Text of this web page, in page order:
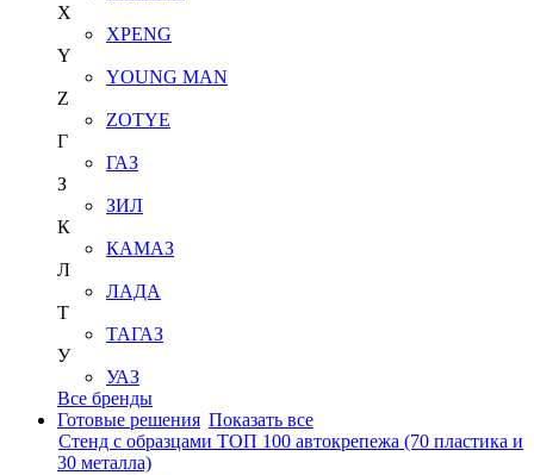
X
XPENG
Y
YOUNG MAN
Z
ZOTYE
Г
ГАЗ
З
ЗИЛ
К
КАМАЗ
Л
ЛАДА
Т
ТАГАЗ
У
УАЗ
Все бренды
Готовые решения Показать все
Стенд с образцами ТОП 100 автокрепежа (70 пластика и
30 металла)